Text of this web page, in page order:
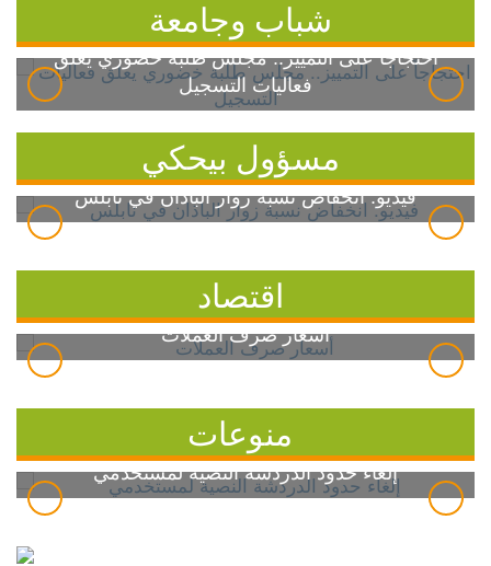
شباب وجامعة
احتجاجاً على التمييز.. مجلس طلبة خضوري يعلق
فعاليات التسجيل
مسؤول بيحكي
فيديو: انخفاض نسبة زوار الباذان في نابلس
اقتصاد
أسعار صرف العملات
منوعات
إلغاء حدود الدردشة النصية لمستخدمي